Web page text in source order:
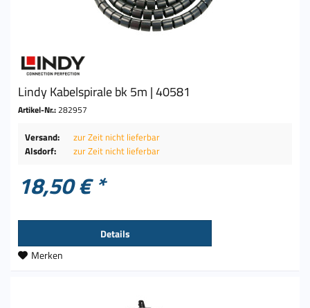
Lindy Kabelspirale bk 5m | 40581
Artikel-Nr.:282957
Versand:
zur Zeit nicht lieferbar
Alsdorf:
zur Zeit nicht lieferbar
18,50 € *
Details
Merken